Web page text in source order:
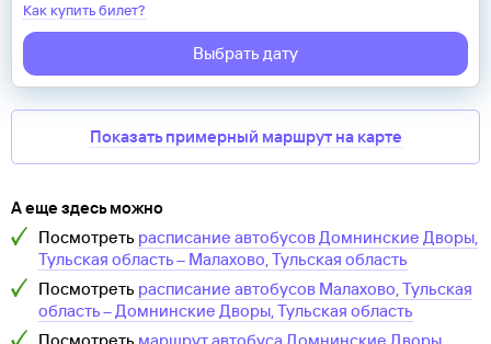
Как купить билет?
Выбрать дату
Показать примерный маршрут на карте
А еще здесь можно
Посмотреть расписание автобусовДомнинские Дворы,
Тульская область– Малахово, Тульская область
Посмотреть расписание автобусов Малахово, Тульская
область–Домнинские Дворы, Тульская область